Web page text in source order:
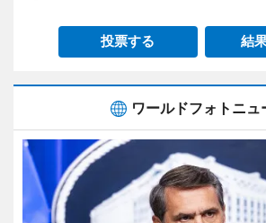
投票する 結
ワールドフォトニュ